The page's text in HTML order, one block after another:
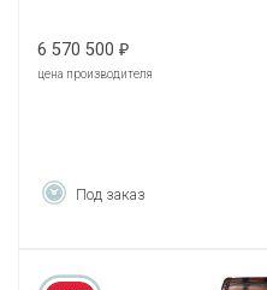
6 570 500 ₽
цена производителя
Под заказ